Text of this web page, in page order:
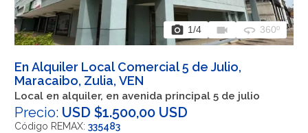
photo_camera 1/4 videocam 360 360º
En Alquiler Local Comercial 5 de Julio,
Maracaibo, Zulia, VEN
Local en alquiler, en avenida principal 5 de julio
Precio: USD $1.500,00 USD
Código REMAX: 335483